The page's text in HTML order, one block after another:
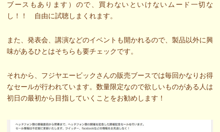
ブースもあります）ので、買わないといけないムード一切な
し！！ 自由に試聴しまくれます。
また、発表会、講演などのイベントも開かれるので、製品以外に興
味があるひとはそちらも要チェックです。
それから、フジヤエービックさんの販売ブースでは毎回かなりお得
なセールが行われています。数量限定なので欲しいものがある人は
初日の最初から目指していくことをお勧めします！